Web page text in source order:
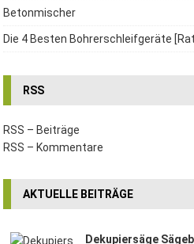
Betonmischer
Die 4 Besten Bohrerschleifgeräte
RSS
RSS – Beiträge
RSS – Kommentare
AKTUELLE BEITRÄGE
Dekupiersäge